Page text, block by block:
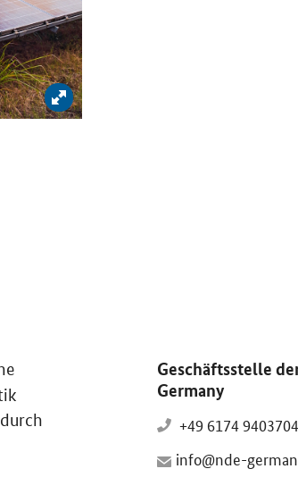
Bild vergrößern: Solaranlagen und
Geschäftsstelle
Germany
+49 6174 9403704
info@nde-